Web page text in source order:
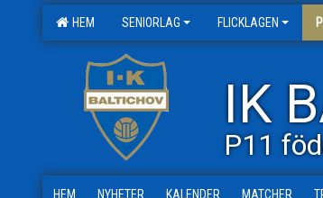
HEM SENIORLAG FLICKLAGEN
IK
P11
HEM NYHETER KALENDER MATCHER